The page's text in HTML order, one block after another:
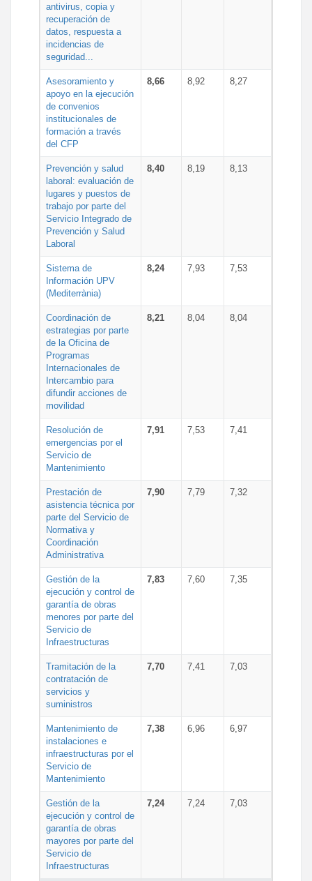
antivirus, copia y
recuperación de
datos, respuesta a
incidencias de
seguridad...
Asesoramiento y
apoyo en la ejecución
de convenios
institucionales de
formación a través
del CFP
8,66 8,92 8,27
Prevención y salud
laboral: evaluación de
lugares y puestos de
trabajo por parte del
Servicio Integrado de
Prevención y Salud
Laboral
8,40 8,19 8,13
Sistema de
Información UPV
(Mediterrània)
8,24 7,93 7,53
Coordinación de
estrategias por parte
de la Oficina de
Programas
Internacionales de
Intercambio para
difundir acciones de
movilidad
8,21 8,04 8,04
Resolución de
emergencias por el
Servicio de
Mantenimiento
7,91 7,53 7,41
Prestación de
asistencia técnica por
parte del Servicio de
Normativa y
Coordinación
Administrativa
7,90 7,79 7,32
Gestión de la
ejecución y control de
garantía de obras
menores por parte del
Servicio de
Infraestructuras
7,83 7,60 7,35
Tramitación de la
contratación de
servicios y
suministros
7,70 7,41 7,03
Mantenimiento de
instalaciones e
infraestructuras por el
Servicio de
Mantenimiento
7,38 6,96 6,97
Gestión de la
ejecución y control de
garantía de obras
mayores por parte del
Servicio de
Infraestructuras
7,24 7,24 7,03